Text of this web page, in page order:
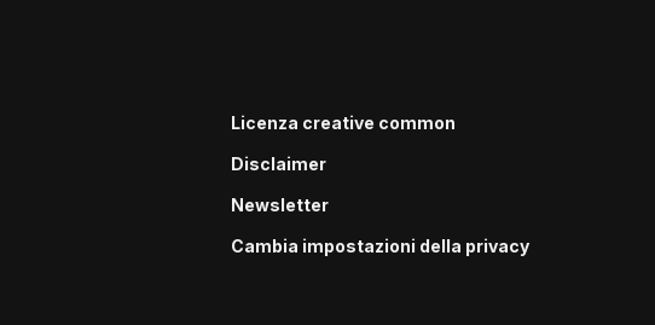
Licenza creative common
Disclaimer
Newsletter
Cambia impostazioni della privacy